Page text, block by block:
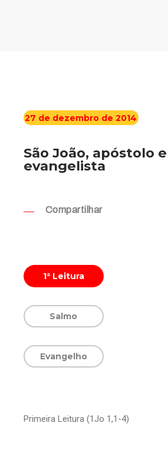
27 de dezembro de 2014
São João, apóstolo e
evangelista
Compartilhar
1ª Leitura
Salmo
Evangelho
Primeira Leitura (1Jo 1,1-4)